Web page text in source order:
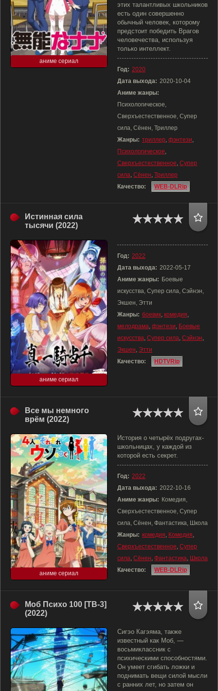
аниме сериал
этих талантливых школьников
есть один совершенно
обычный человек, которому
предстоит победить Врагов
человечества, используя
только интеллект.
Год: 2020
Дата выхода: 2020-10-04
Аниме жанры:
Психологическое,
Сверхъестественное, Супер
сила, Сёнен, Триллер
Жанры: триллер, фэнтези,
Психологическое,
Сверхъестественное, Супер
сила, Сёнен, Триллер
Качество:
WEB-DLRip
Истинная сила
тысячи (2022)
аниме сериал
Год: 2022
Дата выхода: 2022-05-17
Аниме жанры: Боевые
искусства, Супер сила, Сэйнэн,
Экшен, Этти
Жанры: боевик, комедия,
мелодрама, фэнтези, Боевые
искусства, Супер сила, Сэйнэн,
Экшен, Этти
Качество:
HDTVRip
Все мы немного
врём (2022)
аниме сериал
История о четырёх подругах-
школьницах, у каждой из
которой есть секрет.
Год: 2022
Дата выхода: 2022-10-16
Аниме жанры: Комедия,
Сверхъестественное, Супер
сила, Сёнен, Фантастика, Школа
Жанры: комедия, Комедия,
Сверхъестественное, Супер
сила, Сёнен, Фантастика, Школа
Качество:
WEB-DLRip
Моб Психо 100 [ТВ-3]
(2022)
Сигэо Кагэяма, также
известный как Моб, —
восьмиклассник с
психическими способностями.
Он умеет сгибать ложки и
поднимать вещи силой мысли
с ранних лет, но затем он